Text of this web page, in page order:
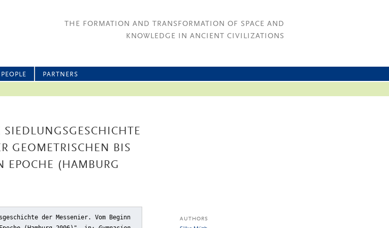
THE FORMATION AND TRANSFORMATION OF SPACE AND
KNOWLEDGE IN ANCIENT CIVILIZATIONS
PEOPLE PARTNERS
GEOMETRISCHEN BIS
EPOCHE (HAMBURG
der Messenier. Vom Beginn
AUTHORS